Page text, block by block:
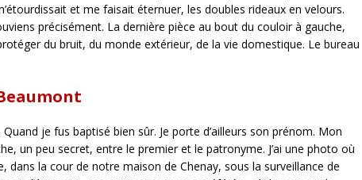
et me faisait éternuer, les doubles rideaux en velours.
précisément. La dernière pièce au bout du couloir à gauche,
du bruit, du monde extérieur, de la vie domestique. Le bureau
je fus baptisé bien sûr. Je porte d’ailleurs son prénom. Mon
un peu secret, entre le premier et le patronyme. J’ai une photo où
dans la cour de notre maison de Chenay, sous la surveillance de